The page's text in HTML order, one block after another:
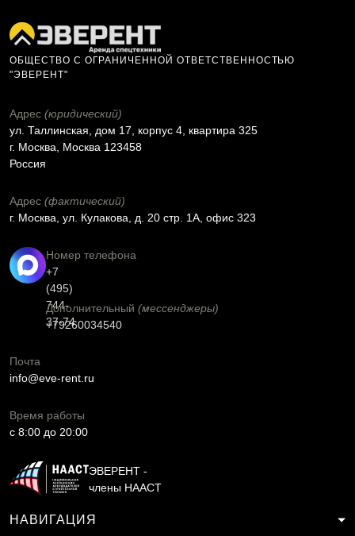
ОБЩЕСТВО С ОГРАНИЧЕННОЙ ОТВЕТСТВЕННОСТЬЮ
"ЭВЕРЕНТ"
Адрес (юридический)
ул. Таллинская, дом 17, корпус 4, квартира 325
г. Москва, Москва 123458
Россия
Адрес (фактический)
г. Москва, ул. Кулакова, д. 20 стр. 1А, офис 323
Номер телефона
+7
(495)
744-
37-74
Дополнительный (мессенджеры)
+79260034540
Почта
info@eve-rent.ru
Время работы
c 8:00 до 20:00
ЭВЕРЕНТ -
члены НААСТ
НАВИГАЦИЯ